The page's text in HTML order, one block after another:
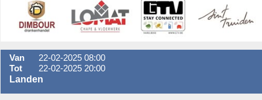
Van
22-02-2025 08:00
Tot
22-02-2025 20:00
Landen